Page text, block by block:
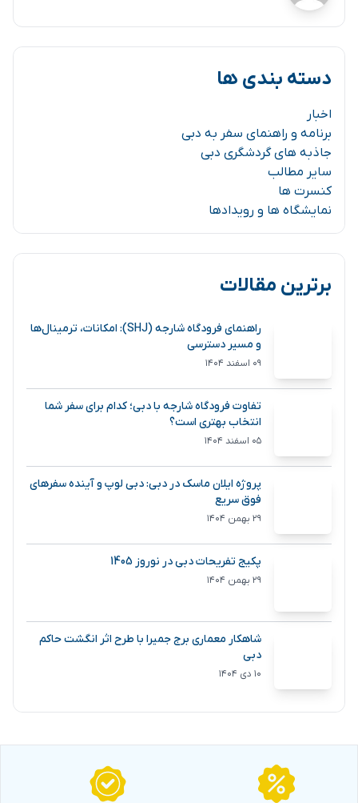
دسته بندی ها
اخبار
برنامه و راهنمای سفر به دبی
جاذبه های گردشگری دبی
سایر مطالب
کنسرت ها
نمایشگاه ها و رویدادها
برترین مقالات
راهنمای فرودگاه شارجه (SHJ): امکانات، ترمینال‌ها
و مسیر دسترسی
۰۹ اسفند ۱۴۰۴
تفاوت فرودگاه شارجه با دبی؛ کدام برای سفر شما
انتخاب بهتری است؟
۰۵ اسفند ۱۴۰۴
پروژه ایلان ماسک در دبی: دبی لوپ و آینده سفرهای
فوق سریع
۲۹ بهمن ۱۴۰۴
پکیج تفریحات دبی در نوروز 1405
۲۹ بهمن ۱۴۰۴
شاهکار معماری برج جمیرا با طرح اثر انگشت حاکم
دبی
۱۰ دی ۱۴۰۴